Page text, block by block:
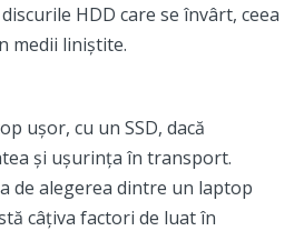
HDD care se învârt, ceea
medii liniștite.
ușor, cu un SSD, dacă
și ușurința în transport.
de alegerea dintre un laptop
câțiva factori de luat în